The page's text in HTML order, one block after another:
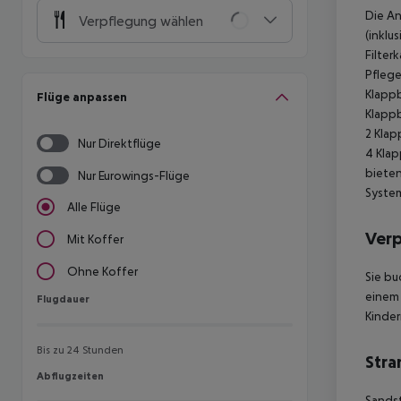
Verpflegung wählen
Flüge anpassen
Nur Direktflüge
Nur Eurowings-Flüge
Alle Flüge
Mit Koffer
Ohne Koffer
Flugdauer
Flugdauer
Bis zu 24 Stunden
Abflugzeiten
Abflugzeiten
Die
2
4
Sie